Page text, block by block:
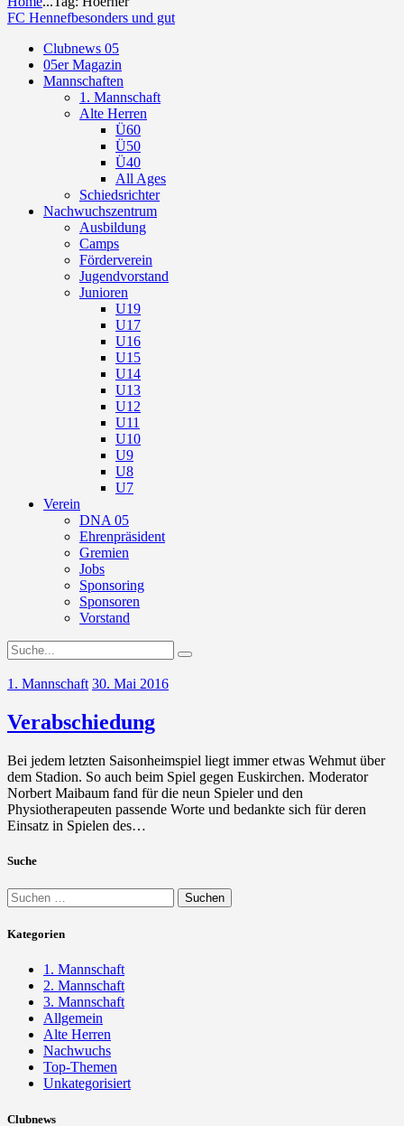
FC Hennefbesonders und gut
Clubnews 05
05er Magazin
Mannschaften
1. Mannschaft
Alte Herren
Ü60
Ü50
Ü40
All Ages
Schiedsrichter
Nachwuchszentrum
Ausbildung
Camps
Förderverein
Jugendvorstand
Junioren
U19
U17
U16
U15
U14
U13
U12
U11
U10
U9
U8
U7
Verein
DNA 05
Ehrenpräsident
Gremien
Jobs
Sponsoring
Sponsoren
Vorstand
1. Mannschaft 30. Mai 2016
Verabschiedung
Bei jedem letzten Saisonheimspiel liegt immer etwas Wehmut über
dem Stadion. So auch beim Spiel gegen Euskirchen. Moderator
Norbert Maibaum fand für die neun Spieler und den
Physiotherapeuten passende Worte und bedankte sich für deren
Einsatz in Spielen des…
Suche
Suchen
nach:
Kategorien
1. Mannschaft
2. Mannschaft
3. Mannschaft
Allgemein
Alte Herren
Nachwuchs
Top-Themen
Unkategorisiert
Clubnews